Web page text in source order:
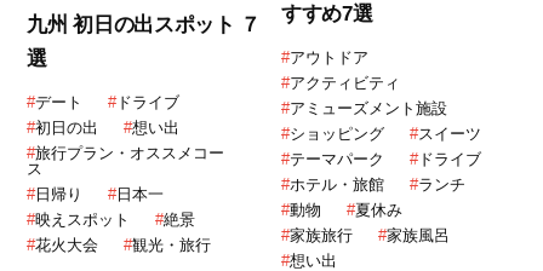
九州 初日の出スポット ７
選
#デート #ドライブ
#初日の出 #想い出
#旅行プラン・オススメコー
ス
#日帰り #日本一
#映えスポット #絶景
#花火大会 #観光・旅行
すすめ7選
#アウトドア
#アクティビティ
#アミューズメント施設
#ショッピング #スイーツ
#テーマパーク #ドライブ
#ホテル・旅館 #ランチ
#動物 #夏休み
#家族旅行 #家族風呂
#想い出